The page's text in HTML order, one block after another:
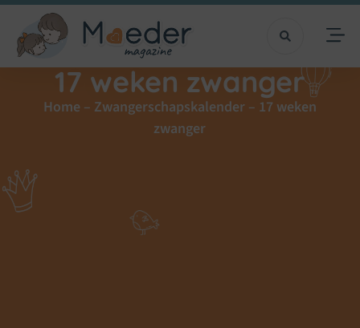
17 weken zwanger
Home – Zwangerschapskalender– 17 weken
zwanger